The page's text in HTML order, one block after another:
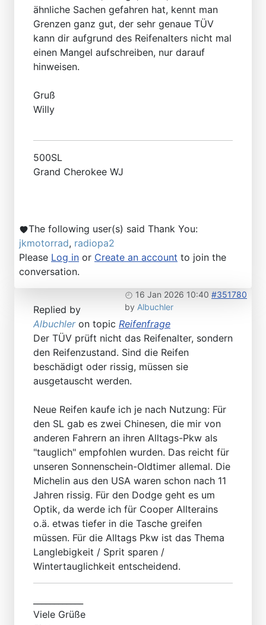
ähnliche Sachen gefahren hat, kennt man
Grenzen ganz gut, der sehr genaue TÜV
kann dir aufgrund des Reifenalters nicht mal
einen Mangel aufschreiben, nur darauf
hinweisen.
Gruß
Willy
500SL
Grand Cherokee WJ
The following user(s) said Thank You:
jkmotorrad, radiopa2
Please Log in or Create an account to join the
conversation.
16 Jan 2026 10:40 #351780
by Albuchler
Replied by
Albuchleron topic Reifenfrage
Der TÜV prüft nicht das Reifenalter, sondern
den Reifenzustand. Sind die Reifen
beschädigt oder rissig, müssen sie
ausgetauscht werden.
Neue Reifen kaufe ich je nach Nutzung: Für
den SL gab es zwei Chinesen, die mir von
anderen Fahrern an ihren Alltags-Pkw als
"tauglich" empfohlen wurden. Das reicht für
unseren Sonnenschein-Oldtimer allemal. Die
Michelin aus den USA waren schon nach 11
Jahren rissig. Für den Dodge geht es um
Optik, da werde ich für Cooper Allterains
o.ä. etwas tiefer in die Tasche greifen
müssen. Für die Alltags Pkw ist das Thema
Langlebigkeit / Sprit sparen /
Wintertauglichkeit entscheidend.
Viele Grüße